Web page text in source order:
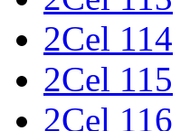
2Cel 114
2Cel 115
2Cel 116